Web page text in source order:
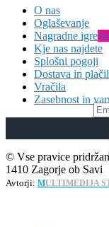
O nas
Oglaševanje
Nagradne igre
Kje nas najdete
Splošni pogoji
Dostava in
Vračila
Zasebnost in
© Vse pravice
1410 Zagorje ob Savi
Avtorji: MULTIMEDIJA